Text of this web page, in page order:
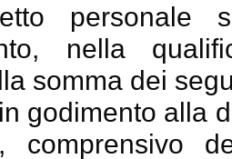
personale
nella
somma dei
godimento alla
comprensivo